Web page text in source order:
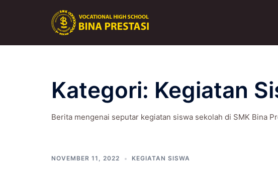
Kategori: Kegiatan
Berita mengenai seputar kegiatan siswa sekolah di SMK Bina
NOVEMBER 11, 2022 KEGIATAN SISWA